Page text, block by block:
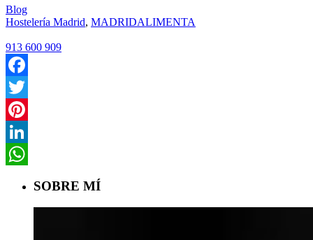
Blog
Hostelería Madrid, MADRIDALIMENTA
913 600 909
Facebook
Twitter
Pinterest
LinkedIn
SOBRE MÍ